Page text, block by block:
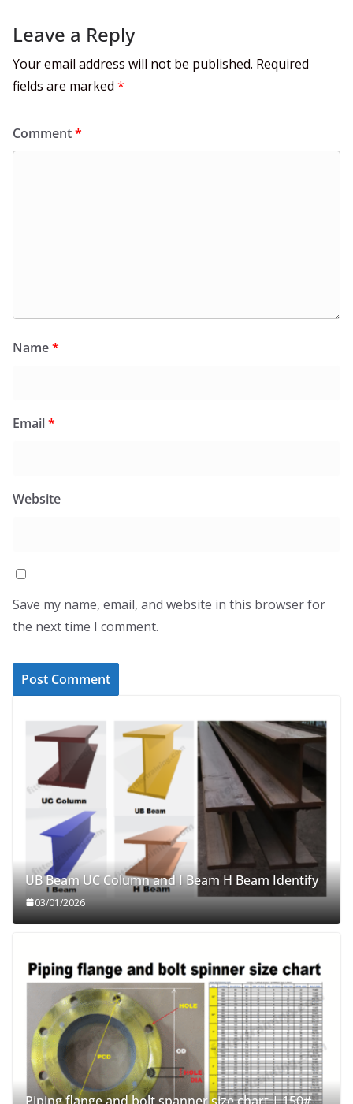
Leave a Reply
Your email address will not be published. Required
fields are marked *
Comment*
Name*
Email*
Website
Save my name, email, and website in this browser for
the next time I comment.
UB Beam UC Column and I Beam H Beam Identify
03/01/2026